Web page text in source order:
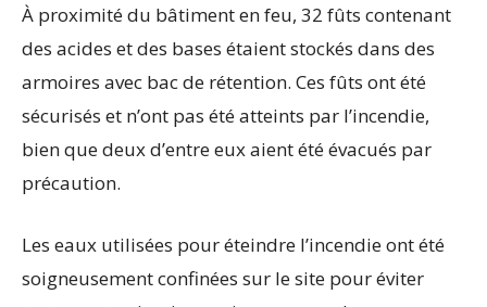
À proximité du bâtiment en feu, 32 fûts contenant
des acides et des bases étaient stockés dans des
armoires avec bac de rétention. Ces fûts ont été
sécurisés et n’ont pas été atteints par l’incendie,
bien que deux d’entre eux aient été évacués par
précaution.
Les eaux utilisées pour éteindre l’incendie ont été
soigneusement confinées sur le site pour éviter